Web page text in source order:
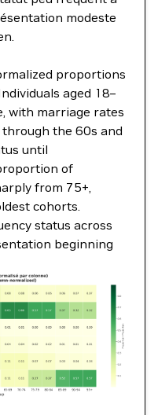
modeste
proportions
aged 18–
with marriage rates
the 60s and
until
of
from 75+,
cohorts.
status across
beginning